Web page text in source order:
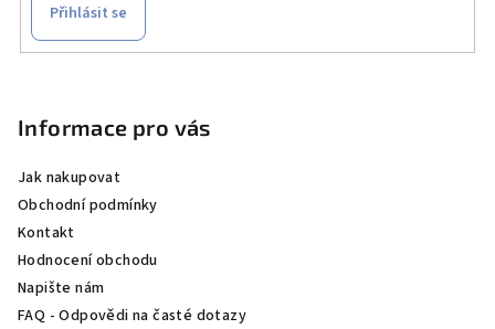
Přihlásit se
Informace pro vás
Jak nakupovat
Obchodní podmínky
Kontakt
Hodnocení obchodu
Napište nám
FAQ - Odpovědi na časté dotazy